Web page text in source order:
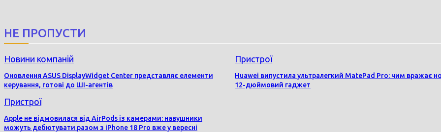
НЕ ПРОПУСТИ
Новини компаній
Оновлення ASUS DisplayWidget Center представляє елементи
керування, готові до ШІ-агентів
Пристрої
Huawei випустила ультралегкий MatePad Pro: чим вражає
12-дюймовий гаджет
Пристрої
Apple не відмовилася від AirPods із камерами: навушники
можуть дебютувати разом з iPhone 18 Pro вже у вересні